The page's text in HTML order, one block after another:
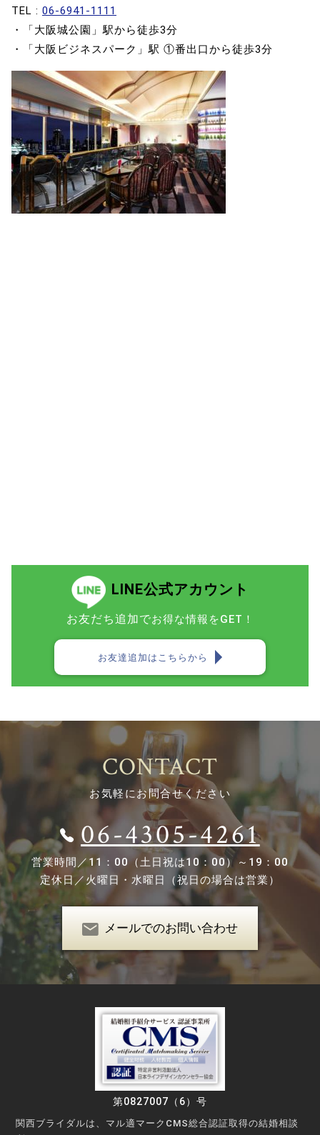
TEL : 06-6941-1111
・「大阪城公園」駅から徒歩3分
・「大阪ビジネスパーク」駅 ①番出口から徒歩3分
LINE公式アカウント
お友だち追加でお得な情報をGET！
お友達追加はこちらから
CONTACT
お気軽にお問合せください
06-4305-4261
営業時間／ 11：00（土日祝は10：00）～19：00
定休日／火曜日・水曜日（祝日の場合は営業）
メールでのお問い合わせ
第0827007（6）号
関西ブライダルは、マル適マークCMS総合認証取得の結婚相談